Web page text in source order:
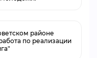
районе
по реализации